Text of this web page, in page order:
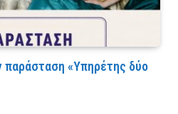
παράσταση «Υπηρέτης δύο